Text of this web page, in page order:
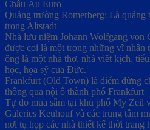
Châu Âu Euro
Quảng trường Romerberg: Là quảng
trong Altstadt
Nhà lưu niệm Johann Wolfgang von
được coi là một trong những vĩ nhân
ông là một nhà thơ, nhà viết kịch,
học, họa sỹ của Đức.
Frankfurt (Old Town) là điểm dừng
thông qua nội ô thành phố Frankfurt
Tự do mua sắm tại khu phố My Zeil
Galeries Keuhouf và các trung tâm
nơi tụ họp các nhà thiết kế thời trang